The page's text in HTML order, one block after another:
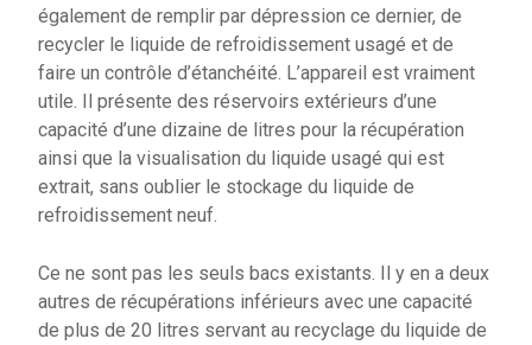
également de remplir par dépression ce dernier, de
recycler le liquide de refroidissement usagé et de
faire un contrôle d’étanchéité. L’appareil est vraiment
utile. Il présente des réservoirs extérieurs d’une
capacité d’une dizaine de litres pour la récupération
ainsi que la visualisation du liquide usagé qui est
extrait, sans oublier le stockage du liquide de
refroidissement neuf.
Ce ne sont pas les seuls bacs existants. Il y en a deux
autres de récupérations inférieurs avec une capacité
de plus de 20 litres servant au recyclage du liquide de